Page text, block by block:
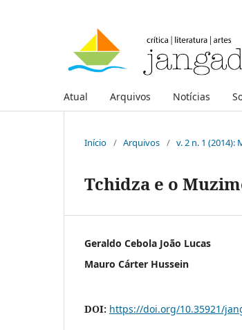
Atual Arquivos Notícias
Início / Arquivos / v. 2 n. 1 (2014):
Tchidza e o
Geraldo Cebola João Lucas
Mauro Cárter Hussein
DOI: https://doi.org/10.35921/